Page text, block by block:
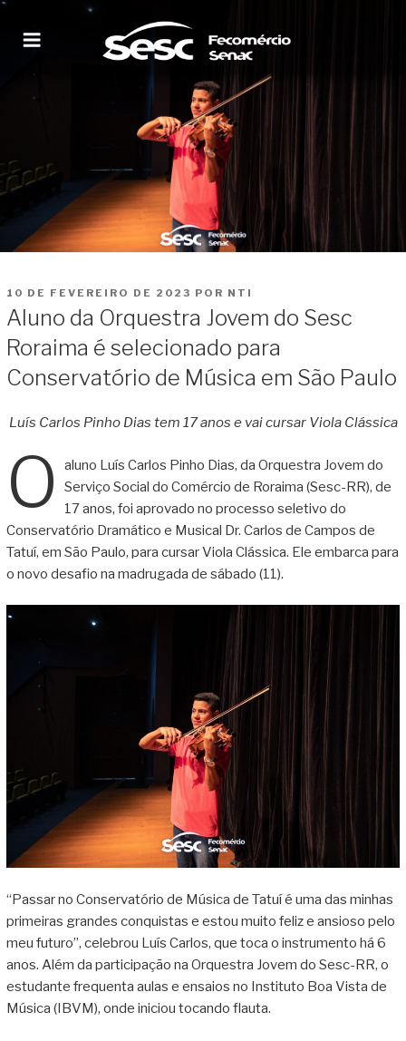
para
conteúdo
SESC RORAIMA
Site institucional
PUBLICADO
EM
10 DE FEVEREIRO DE 2023 POR NTI
Aluno da Orquestra Jovem do Sesc
Roraima é selecionado para
Conservatório de Música em São Paulo
Luís Carlos Pinho Dias tem 17 anos e vai cursar Viola Clássica
O
aluno Luís Carlos Pinho Dias, da Orquestra Jovem do
Serviço Social do Comércio de Roraima (Sesc-RR), de
17 anos, foi aprovado no processo seletivo do
Conservatório Dramático e Musical Dr. Carlos de Campos de
Tatuí, em São Paulo, para cursar Viola Clássica. Ele embarca para
o novo desafio na madrugada de sábado (11).
“Passar no Conservatório de Música de Tatuí é uma das minhas
primeiras grandes conquistas e estou muito feliz e ansioso pelo
meu futuro”, celebrou Luís Carlos, que toca o instrumento há 6
anos. Além da participação na Orquestra Jovem do Sesc-RR, o
estudante frequenta aulas e ensaios no Instituto Boa Vista de
Música (IBVM), onde iniciou tocando flauta.